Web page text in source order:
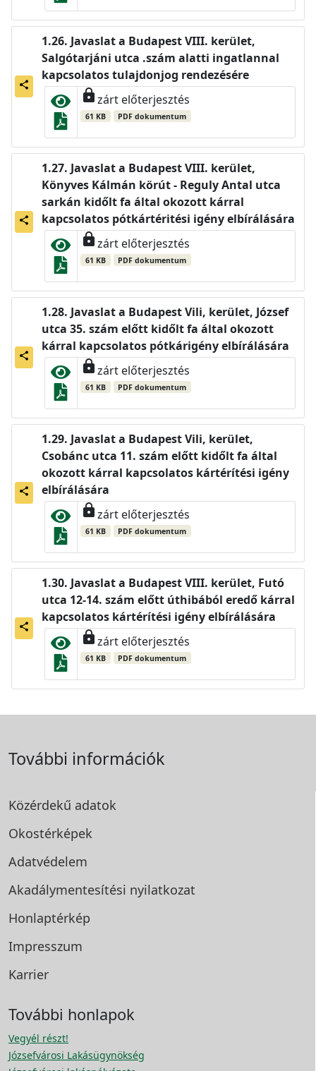
share
Javaslat a Budapest VIII. kerület,
Salgótarjáni utca .szám alatti ingatlannal
kapcsolatos tulajdonjog rendezésére
lockzárt előterjesztés
61 KB PDF dokumentum
share
Javaslat a Budapest VIII. kerület,
Könyves Kálmán körút - Reguly Antal utca
sarkán kidőlt fa által okozott kárral
kapcsolatos pótkártéritési igény elbírálására
lockzárt előterjesztés
61 KB PDF dokumentum
share
Javaslat a Budapest Vili, kerület, József
utca 35. szám előtt kidőlt fa által okozott
kárral kapcsolatos pótkárigény elbírálására
lockzárt előterjesztés
61 KB PDF dokumentum
share
Javaslat a Budapest Vili, kerület,
Csobánc utca 11. szám előtt kidőlt fa által
okozott kárral kapcsolatos kártérítési igény
elbírálására
lockzárt előterjesztés
61 KB PDF dokumentum
share
Javaslat a Budapest VIII. kerület, Futó
utca 12-14. szám előtt úthibából eredő kárral
kapcsolatos kártérítési igény elbírálására
lockzárt előterjesztés
61 KB PDF dokumentum
További információk
Közérdekű adatok
Okostérképek
Adatvédelem
Akadálymentesítési nyilatkozat
Honlaptérkép
Impresszum
Karrier
További honlapok
Vegyél részt!
Józsefvárosi Lakásügynökség